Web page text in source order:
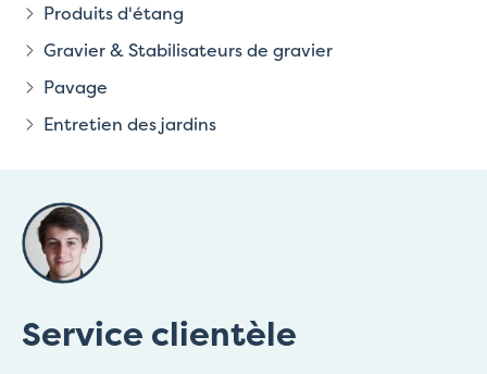
Produits d'étang
Gravier & Stabilisateurs de gravier
Pavage
Entretien des jardins
Service clientèle